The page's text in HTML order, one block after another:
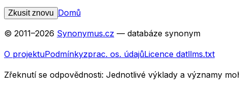
Zkusit znovu Domů
© 2011–2026 Synonymus.cz — databáze synonym
O projektuPodmínkyzprac. os. údajůLicence datllms.txt
Zřeknutí se odpovědnosti: Jednotlivé výklady a významy